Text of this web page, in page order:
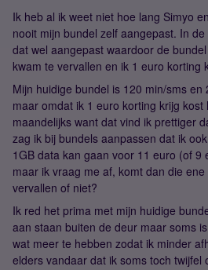
Ik heb al ik weet niet hoe lang Simyo
nooit mijn bundel zelf aangepast. In
dat wel aangepast waardoor de
kwam te vervallen en ik 1 euro korting
Mijn huidige bundel is 120 min/sms en
maar omdat ik 1 euro korting krijg
maandelijks want dat vind ik prettiger
zag ik bij bundels aanpassen dat ik
1GB data kan gaan voor 11 euro (of 9
maar ik vraag me af, komt dan die
vervallen of niet?
Ik red het prima met mijn huidige
aan staan buiten de deur maar soms
wat meer te hebben zodat ik minder
elders vandaar dat ik soms toch twijfel